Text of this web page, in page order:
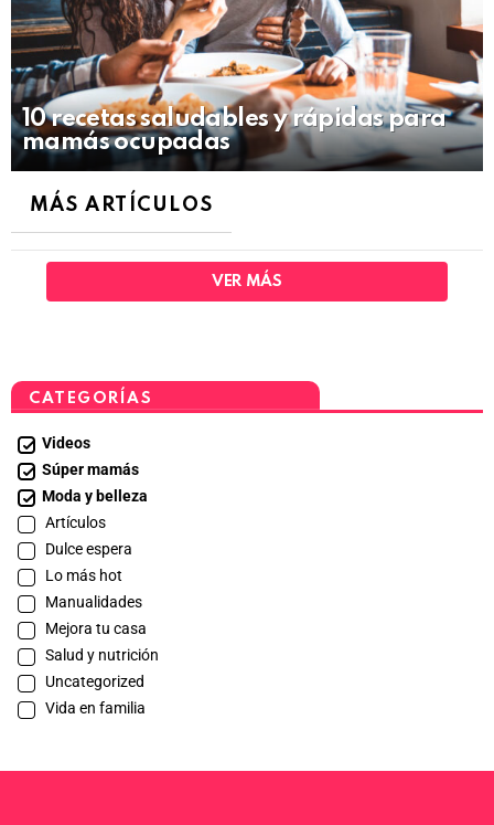
10 recetas saludables y rápidas para
mamás ocupadas
MÁS ARTÍCULOS
VER MÁS
CATEGORÍAS
Videos
Súper mamás
Moda y belleza
Artículos
Dulce espera
Lo más hot
Manualidades
Mejora tu casa
Salud y nutrición
Uncategorized
Vida en familia